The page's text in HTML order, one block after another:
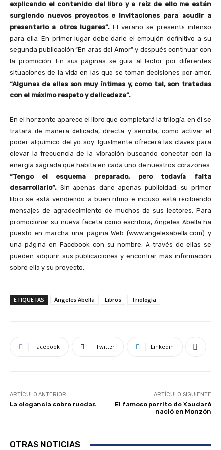
explicando el contenido del libro y a raíz de ello me están
surgiendo nuevos proyectos e invitaciones para acudir a
presentarlo a otros lugares”. El verano se presenta intenso
para ella. En primer lugar debe darle el empujón definitivo a su
segunda publicación “En aras del Amor” y después continuar con
la promoción. En sus páginas se guía al lector por diferentes
situaciones de la vida en las que se toman decisiones por amor.
“Algunas de ellas son muy íntimas y, como tal, son tratadas
con el máximo respeto y delicadeza”.
En el horizonte aparece el libro que completará la trilogía; en él se
tratará de manera delicada, directa y sencilla, como activar el
poder alquímico del yo soy. Igualmente ofrecerá las claves para
elevar la frecuencia de la vibración buscando conectar con la
energía sagrada que habita en cada uno de nuestros corazones.
“Tengo el esquema preparado, pero todavía falta
desarrollarlo”. Sin apenas darle apenas publicidad, su primer
libro se está vendiendo a buen ritmo e incluso está recibiendo
mensajes de agradecimiento de muchos de sus lectores. Para
promocionar su nueva faceta como escritora, Ángeles Abella ha
puesto en marcha una página Web (www.angelesabella.com) y
una página en Facebook con su nombre. A través de ellas se
pueden adquirir sus publicaciones y encontrar más información
sobre ella y su proyecto.
ETIQUETAS Ángeles Abella Libros Triología
Facebook Twitter Linkedin
ARTÍCULO ANTERIOR
La elegancia sobre ruedas
ARTÍCULO SIGUIENTE
El famoso perrito de Xaudaró
nació en Monzón
OTRAS NOTICIAS